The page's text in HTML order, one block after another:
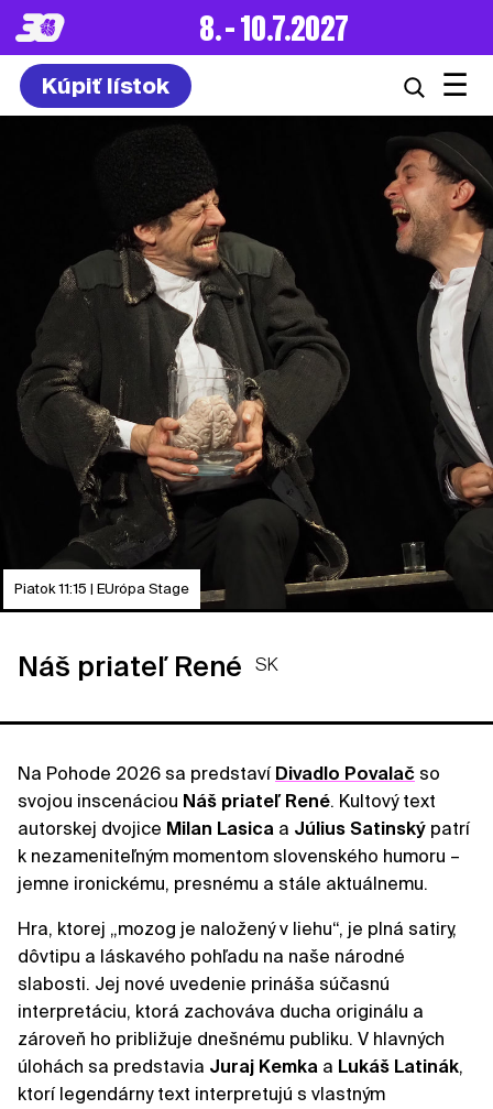
8. – 10.7.2027
Kúpiť lístok ☰
Piatok 11:15 | EUrópa Stage
Náš priateľ René SK
Na Pohode 2026 sa predstaví Divadlo Povalač so
svojou inscenáciou Náš priateľ René. Kultový text
autorskej dvojice Milan Lasica a Július Satinský patrí
k nezameniteľným momentom slovenského humoru –
jemne ironickému, presnému a stále aktuálnemu.
Hra, ktorej „mozog je naložený v liehu“, je plná satiry,
dôvtipu a láskavého pohľadu na naše národné
slabosti. Jej nové uvedenie prináša súčasnú
interpretáciu, ktorá zachováva ducha originálu a
zároveň ho približuje dnešnému publiku. V hlavných
úlohách sa predstavia Juraj Kemka a Lukáš Latinák,
ktorí legendárny text interpretujú s vlastným